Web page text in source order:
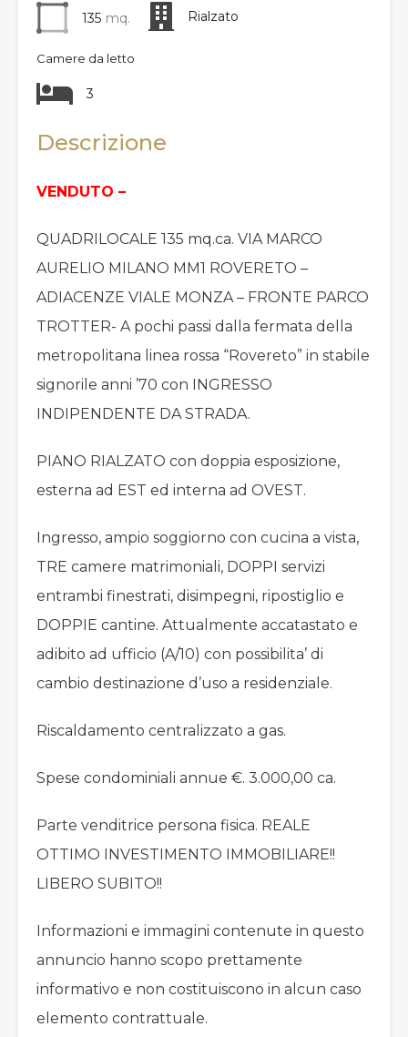
135 mq. Rialzato
Camere da letto
3
Descrizione
VENDUTO –
QUADRILOCALE 135 mq.ca. VIA MARCO
AURELIO MILANO MM1 ROVERETO –
ADIACENZE VIALE MONZA – FRONTE PARCO
TROTTER- A pochi passi dalla fermata della
metropolitana linea rossa “Rovereto” in stabile
signorile anni ’70 con INGRESSO
INDIPENDENTE DA STRADA.
PIANO RIALZATO con doppia esposizione,
esterna ad EST ed interna ad OVEST.
Ingresso, ampio soggiorno con cucina a vista,
TRE camere matrimoniali, DOPPI servizi
entrambi finestrati, disimpegni, ripostiglio e
DOPPIE cantine. Attualmente accatastato e
adibito ad ufficio (A/10) con possibilita’ di
cambio destinazione d’uso a residenziale.
Riscaldamento centralizzato a gas.
Spese condominiali annue €. 3.000,00 ca.
Parte venditrice persona fisica. REALE
OTTIMO INVESTIMENTO IMMOBILIARE!!
LIBERO SUBITO!!
Informazioni e immagini contenute in questo
annuncio hanno scopo prettamente
informativo e non costituiscono in alcun caso
elemento contrattuale.